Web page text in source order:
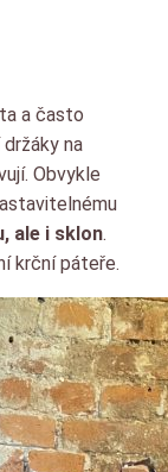
a často
na
Obvykle
ale i sklon.
krční páteře.